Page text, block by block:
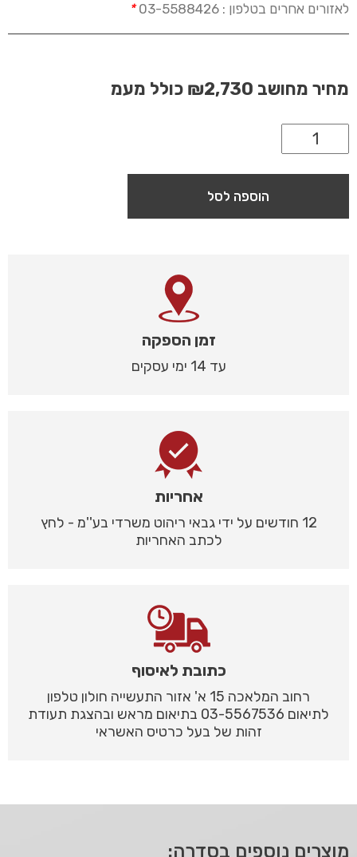
לאזורים אחרים בטלפון : 03-5588426
*
מחיר מחושב ₪2,730 כולל מעמ
הוספה לסל
זמן הספקה
עד 14 ימי עסקים
אחריות
12 חודשים על ידי גבאי ריהוט משרדי בע''מ - לחץ
לכתב האחריות
כתובת לאיסוף
רחוב המלאכה 15 א' אזור התעשייה חולון טלפון
לתיאום 03-5567536 בתיאום מראש ובהצגת תעודת
זהות של בעל כרטיס האשראי
מוצרים נוספים בסדרה: